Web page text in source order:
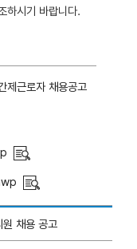
하시기 바랍니다.
제근로자 채용공고
채용 공고